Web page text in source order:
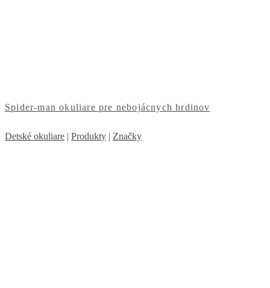
Spider-man okuliare pre nebojácnych hrdinov
Detské okuliare | Produkty | Značky